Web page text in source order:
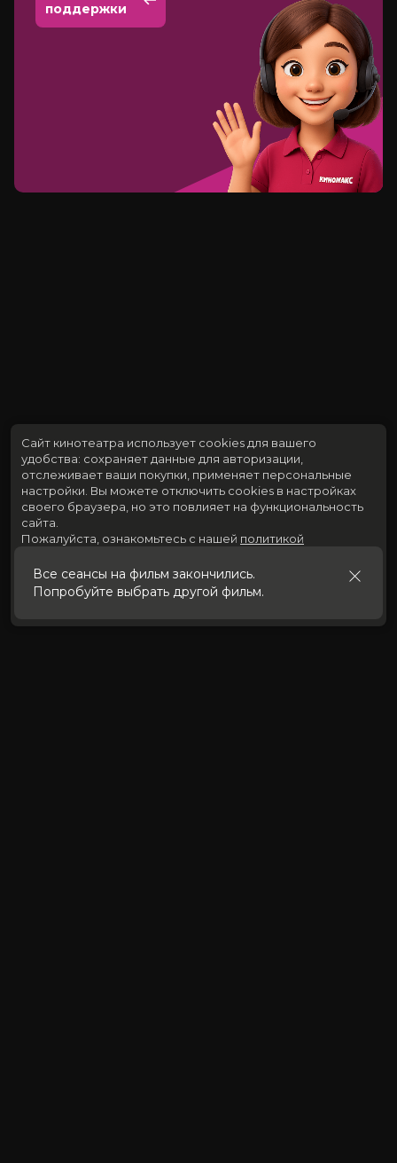
поддержки
Все сеансы на фильм закончились.
Попробуйте выбрать другой фильм.
Сайт кинотеатра использует cookies для вашего
удобства: сохраняет данные для авторизации,
отслеживает ваши покупки, применяет персональные
настройки. Вы можете отключить cookies в настройках
своего браузера, но это повлияет на функциональность
сайта.
Пожалуйста, ознакомьтесь с нашей политикой
Принять